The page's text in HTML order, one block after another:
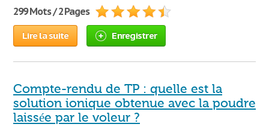
299 Mots / 2 Pages
Lire la suite Enregistrer
Compte-rendu de TP : quelle est la
solution ionique obtenue avec la poudre
laissée par le voleur ?